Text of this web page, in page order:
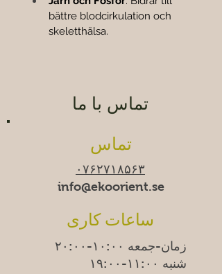
bättre blodcirkulation och
skeletthälsa.
تماس با ما
تماس
۰۷۶۲۷۱۸۵۶۳
info@ekoorient.se​​
ساعات کاری
زمان-جمعه ۱۰:۰۰-۲۰:۰۰
شنبه ۱۱:۰۰-۱۹:۰۰